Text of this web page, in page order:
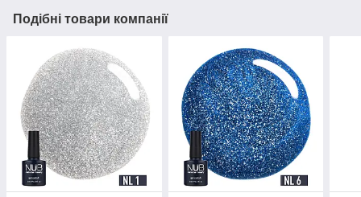
Подібні товари компанії